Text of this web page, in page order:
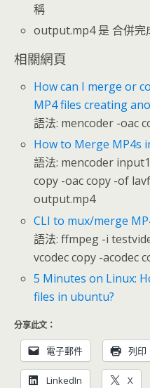
稱
output.mp4 是 合併完
相關網頁
How can I merge or
MP4 files creating
語法: mencoder -oac
How to Merge MP4s
語法: mencoder
copy -oac copy -of
output.mp4
CLI to mux/merge
語法: ffmpeg -i
vcodec copy -acodec
5 Minutes on Linux:
files in ubuntu?
分享此文：
電子郵件 列印
LinkedIn X